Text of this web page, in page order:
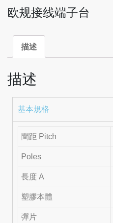
欧规接线端子台
描述
描述
基本規格
間距 Pitch
Poles
長度 A
塑膠本體
彈片